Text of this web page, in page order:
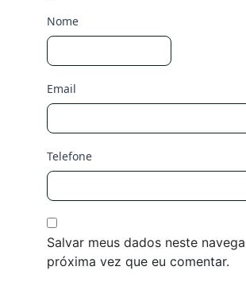
Nome
Email
Telefone
Salvar meus dados neste
próxima vez que eu comentar.